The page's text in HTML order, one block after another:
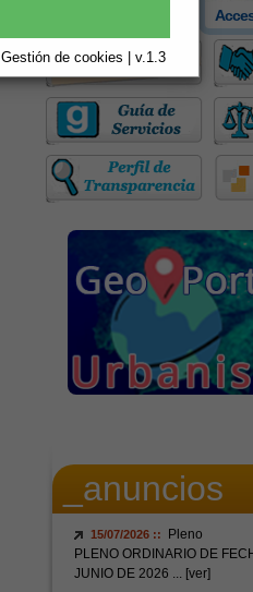
Gestión de cookies | v.1.3
_anuncios
15/07/2026 ::
Pleno
PLENO ORDINARIO DE
JUNIO DE 2026 ... [ver]